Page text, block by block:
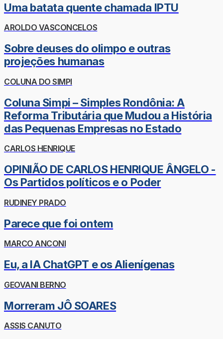
Uma batata quente chamada IPTU
AROLDO VASCONCELOS
Sobre deuses do olimpo e outras
projeções humanas
COLUNA DO SIMPI
Coluna Simpi – Simples Rondônia: A
Reforma Tributária que Mudou a História
das Pequenas Empresas no Estado
CARLOS HENRIQUE
OPINIÃO DE CARLOS HENRIQUE ÂNGELO -
Os Partidos políticos e o Poder
RUDINEY PRADO
Parece que foi ontem
MARCO ANCONI
Eu, a IA ChatGPT e os Alienígenas
GEOVANI BERNO
Morreram JÔ SOARES
ASSIS CANUTO